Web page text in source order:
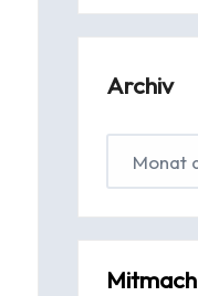
Archiv